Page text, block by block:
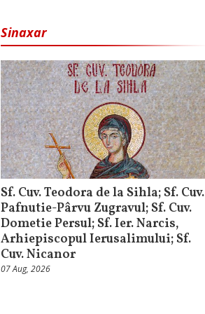
Sinaxar
Sf. Cuv. Teodora de la Sihla; Sf. Cuv.
Pafnutie-Pârvu Zugravul; Sf. Cuv.
Dometie Persul; Sf. Ier. Narcis,
Arhiepiscopul Ierusalimului; Sf.
Cuv. Nicanor
07 Aug, 2026